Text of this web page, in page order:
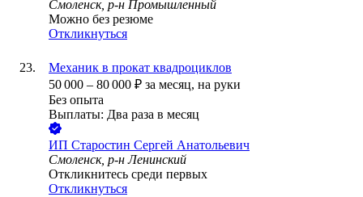
Смоленск, р-н Промышленный
Можно без резюме
Откликнуться
Механик в прокат квадроциклов
50 000 – 80 000 ₽ за месяц, на руки
Без опыта
Выплаты: Два раза в месяц
ИП Старостин Сергей Анатольевич
Смоленск, р-н Ленинский
Откликнитесь среди первых
Откликнуться